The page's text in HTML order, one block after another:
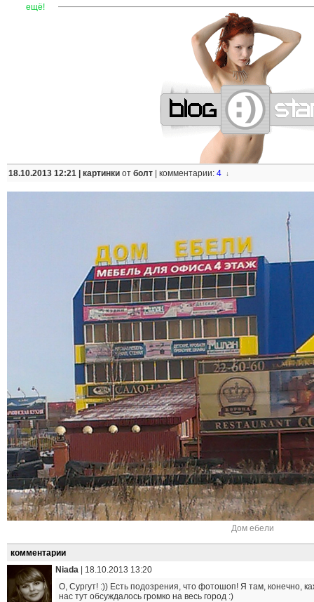
ещё! ——————————————————————
18.10.2013 12:21 | картинки от болт комментарии: 4 ↓
Дом ебели
комментарии
Niada
18.10.2013 13:20
О, Сургут! :)) Есть подозрения, что фотошоп! Я там, конечно,
нас тут обсуждалось громко на весь город :)